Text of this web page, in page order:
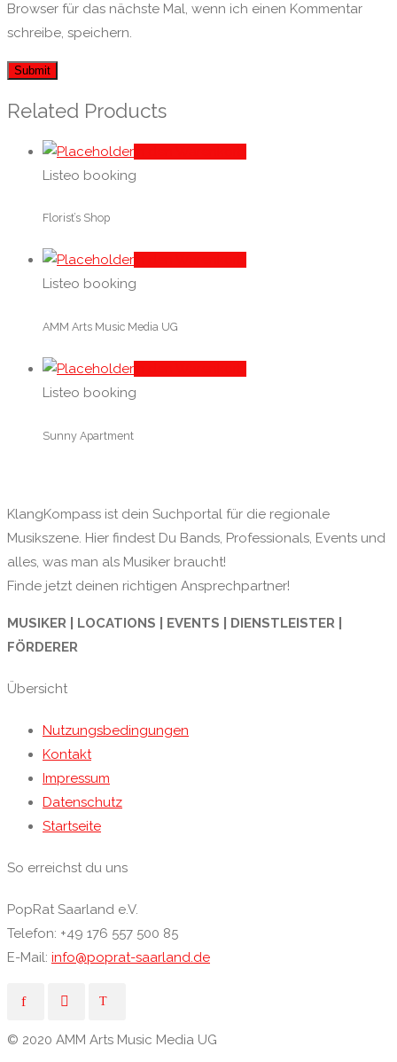
Browser für das nächste Mal, wenn ich einen Kommentar
schreibe, speichern.
Related Products
Listeo booking
Florist’s Shop
Listeo booking
AMM Arts Music Media UG
Listeo booking
Sunny Apartment
KlangKompass ist dein Suchportal für die regionale
Musikszene. Hier findest Du Bands, Professionals, Events und
alles, was man als Musiker braucht!
Finde jetzt deinen richtigen Ansprechpartner!
MUSIKER | LOCATIONS | EVENTS | DIENSTLEISTER |
FÖRDERER
Übersicht
Nutzungsbedingungen
Kontakt
Impressum
Datenschutz
Startseite
So erreichst du uns
PopRat Saarland e.V.
Telefon: +49 176 557 500 85
E-Mail: info@poprat-saarland.de
© 2020 AMM Arts Music Media UG